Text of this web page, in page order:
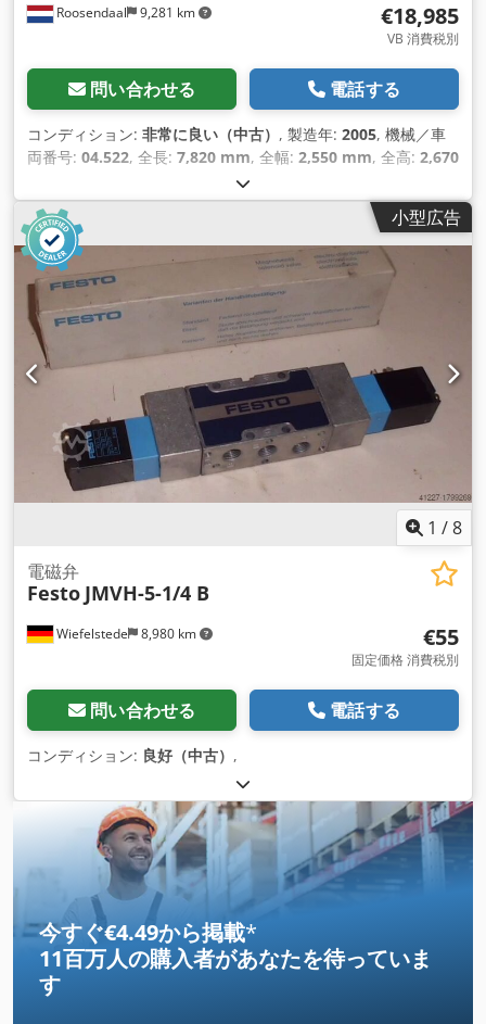
Roosendaal 9,281 km €18,985
VB 消費税別
問い合わせる 電話する
コンディション: 非常に良い（中古） , 製造年: 2005, 機械／車
両番号: 04.522, 全長: 7,820 mm, 全幅: 2,550 mm, 全高: 2,670
小型広告
1 /8
Wiefelstede 8,980 km
電磁弁
Festo JMVH-5-1/4 B
€55
固定価格 消費税別
問い合わせる 電話する
コンディション: 良好（中古） ,
今すぐ€4.49から掲載*
11百万人の購入者があなたを待っていま
す